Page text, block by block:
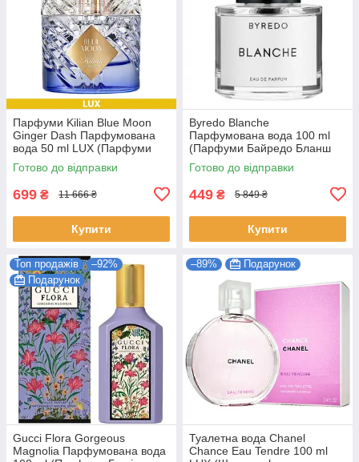
Парфуми Kilian Blue Moon
Ginger Dash Парфумована
вода 50 ml LUX (Парфуми
Кіліан Блю Мун Джинджер
Даш Жіночі)
Готово до відправки
699 ₴ 11 666 ₴
Купити
Byredo Blanche
Парфумована вода 100 ml
(Парфуми Байредо Бланш
Жіночі)
Готово до відправки
449 ₴ 5 849 ₴
Купити
Топ продажів
–92%
Подарунок
Gucci Flora Gorgeous
Magnolia Парфумована вода
–89% Подарунок
Туалетна вода Chanel
Chance Eau Tendre 100 ml